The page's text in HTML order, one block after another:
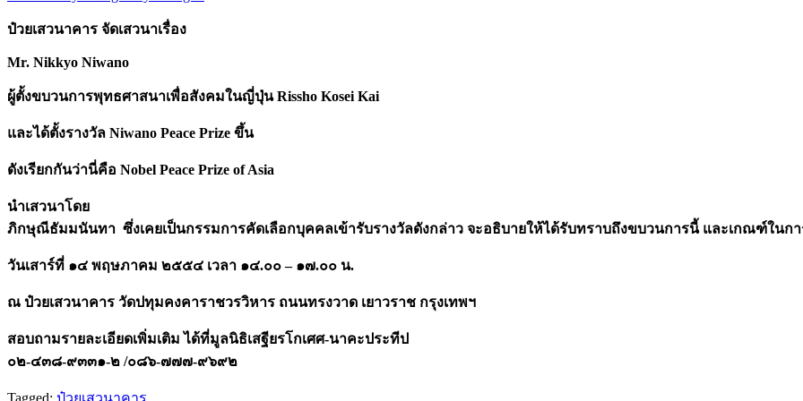
ป๋วยเสวนาคาร จัดเสวนาเรื่อง
Mr. Nikkyo Niwano
ผู้ตั้งขบวนการพุทธศาสนาเพื่อสังคมในญี่ปุ่น Rissho Kosei Kai
และได้ตั้งรางวัล Niwano Peace Prize ขึ้น
ดังเรียกกันว่านี่คือ Nobel Peace Prize of Asia
นำเสวนาโดย
ภิกษุณีธัมมนันทา ซึ่งเคยเป็นกรรมการคัดเลือกบุคคลเข้ารับรางวัลดังกล่าว จะอธิบายให้ได้รับทราบถึงขบวนการนี้ และเกณฑ์ในกา
วันเสาร์ที่ ๑๔ พฤษภาคม ๒๕๕๔ เวลา ๑๔.๐๐ – ๑๗.๐๐ น.
ณ ป๋วยเสวนาคาร วัดปทุมคงคาราชวรวิหาร ถนนทรงวาด เยาวราช กรุงเทพฯ
สอบถามรายละเอียดเพิ่มเติม ได้ที่มูลนิธิเสฐียรโกเศศ-นาคะประทีป
๐๒-๔๓๘-๙๓๓๑-๒ /๐๘๖-๗๗๗-๙๖๙๒
Tagged: ป๋วยเสวนาคาร